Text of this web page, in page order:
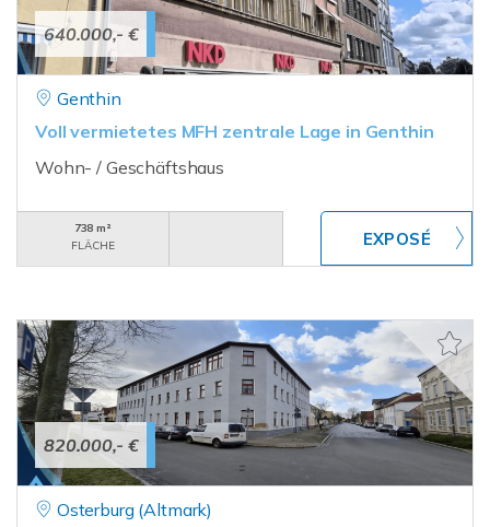
640.000,- €
Genthin
Voll vermietetes MFH zentrale Lage in Genthin
Wohn- / Geschäftshaus
738 m²
FLÄCHE
820.000,- €
Osterburg (Altmark)